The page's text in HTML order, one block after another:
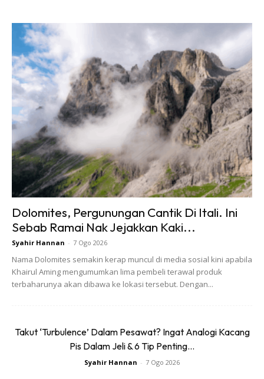
Oleh kerana Eco Murai Rimba terletak di pinggiran hutan,
pengunjung yang hadir di sini bakal disajikan dengan
Dolomites, Pergunungan Cantik Di Itali. Ini
Sebab Ramai Nak Jejakkan Kaki...
Syahir Hannan - 7 Ogo 2026
Nama Dolomites semakin kerap muncul di media sosial kini apabila
Khairul Aming mengumumkan lima pembeli terawal produk
terbaharunya akan dibawa ke lokasi tersebut. Dengan...
Takut ‘Turbulence’ Dalam Pesawat? Ingat Analogi Kacang
Pis Dalam Jeli & 6 Tip Penting...
Syahir Hannan - 7 Ogo 2026